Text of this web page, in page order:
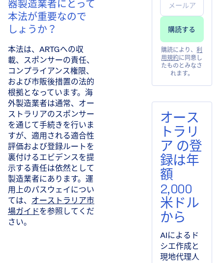
器製造業者にとって
本法が重要なので
しょうか？
本法は、ARTGへの収
載、スポンサーの責任、
コンプライアンス権限、
および市販後措置の法的
根拠となっています。海
外製造業者は通常、オー
ストラリアのスポンサー
を通じて手続きを行いま
すが、適用される適合性
評価および登録ルートを
裏付けるエビデンスを提
示する責任は依然として
製造業者にあります。運
用上のパスウェイについ
ては、 オーストラリア市
場ガイドを参照してくだ
さい。
購読により、利
用規約に同意し
たものとみなさ
れます。
オース
トラリ
ア の登
録は年
額
2,000
米ドル
から
AIによるド
シエ作成と
現地代理人